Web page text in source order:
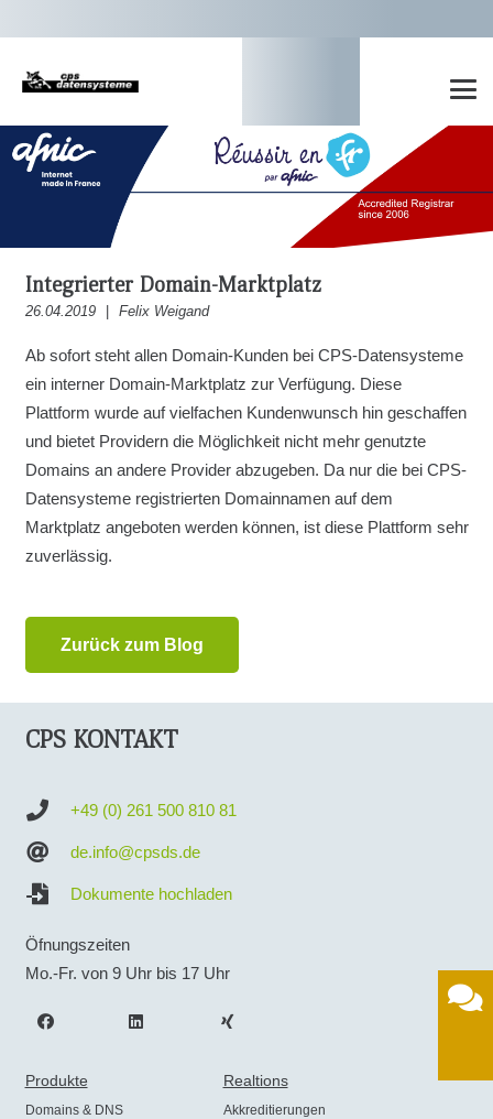
Integrierter Domain-Marktplatz
26.04.2019 | Felix Weigand
Ab sofort steht allen Domain-Kunden bei CPS-Datensysteme
ein interner Domain-Marktplatz zur Verfügung. Diese
Plattform wurde auf vielfachen Kundenwunsch hin geschaffen
und bietet Providern die Möglichkeit nicht mehr genutzte
Domains an andere Provider abzugeben. Da nur die bei CPS-
Datensysteme registrierten Domainnamen auf dem
Marktplatz angeboten werden können, ist diese Plattform sehr
zuverlässig.
Zurück zum Blog
CPS KONTAKT
+49 (0) 261 500 810 81
de.info@cpsds.de
Dokumente hochladen
Öfnungszeiten
Mo.-Fr. von 9 Uhr bis 17 Uhr
Produkte
Domains & DNS
Realtions
Akkreditierungen